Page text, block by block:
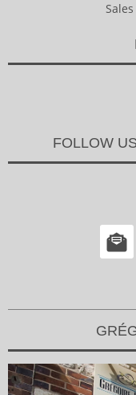
FOLLOW